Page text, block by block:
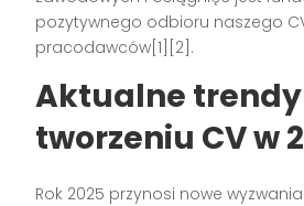
pozytywnego odbioru naszego
pracodawców[1][2].
Aktualne
tworzeniu CV w
Rok 2025 przynosi nowe